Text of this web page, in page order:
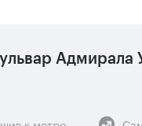
Адмирала